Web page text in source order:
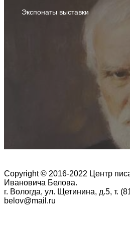
Экспонаты выставки
Copyright © 2016-2022 Центр
Ивановича Белова.
г. Вологда, ул. Щетинина, д.5, т.
belov@mail.ru